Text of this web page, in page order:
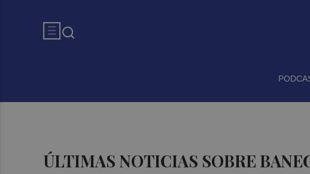
ÚLTIMAS NOTICIAS SOBRE